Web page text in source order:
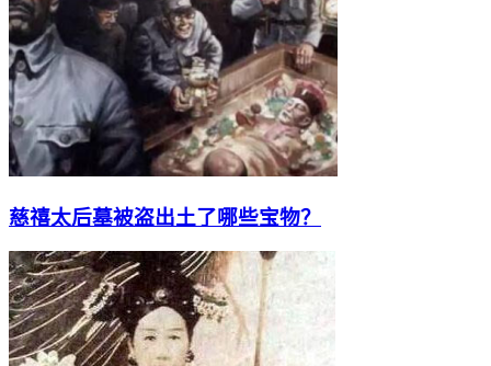
慈禧太后墓被盗出土了哪些宝物？